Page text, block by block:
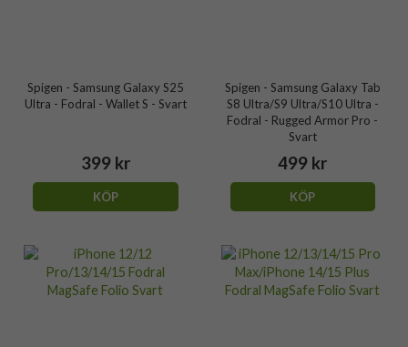
Spigen - Samsung Galaxy S25
Ultra - Fodral - Wallet S - Svart
399 kr
KÖP
Spigen - Samsung Galaxy Tab
S8 Ultra/S9 Ultra/S10 Ultra -
Fodral - Rugged Armor Pro -
Svart
499 kr
KÖP